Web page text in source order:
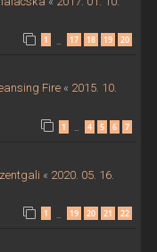
1 17 18 19 20
Fire« 2015. 10.
1 … 4 5 6 7
« 2020. 05. 16.
1 19 20 21 22